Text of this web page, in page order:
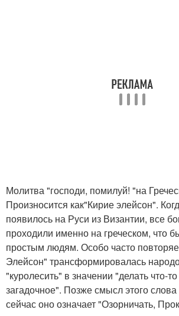
Молитва "господи, помилуй! "на
Произносится как"Кирие элейсон".
появилось на Руси из Византии, все
проходили именно на греческом, что
простым людям. Особо часто
Элейсон" трансформировалась
"куролесить" в значении "делать что-
загадочное". Позже смысл этого
сейчас оно означает "Озорничать,